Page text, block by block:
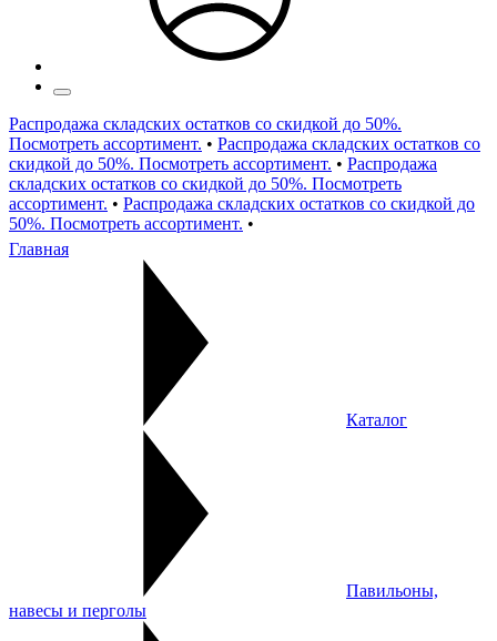
Распродажа складских остатков со скидкой до 50%.
Посмотреть ассортимент. • Распродажа складских остатков со
скидкой до 50%. Посмотреть ассортимент. • Распродажа
складских остатков со скидкой до 50%. Посмотреть
ассортимент. • Распродажа складских остатков со скидкой до
50%. Посмотреть ассортимент. •
Главная
Каталог
Павильоны,
навесы и перголы